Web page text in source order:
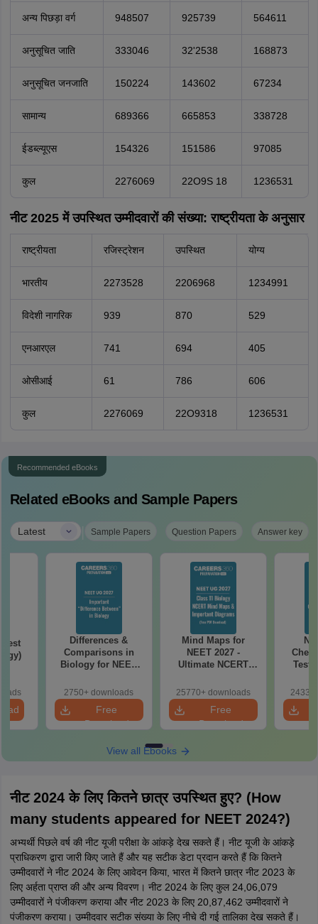
अन्य पिछड़ा वर्ग 948507 925739 564611
अनुसूचित जाति 333046 32'2538 168873
अनुसूचित जनजाति 150224 143602 67234
सामान्य 689366 665853 338728
ईडब्ल्यूएस 154326 151586 97085
कुल 2276069 22O9S 18 1236531
नीट 2025 में उपस्थित उम्मीदवारों की संख्या: राष्ट्रीयता के अनुसार
राष्ट्रीयता रजिस्ट्रेशन उपस्थित योग्य
भारतीय 2273528 2206968 1234991
विदेशी नागरिक 939 870 529
एनआरएल 741 694 405
ओसीआई 61 786 606
कुल 2276069 22O9318 1236531
Recommended eBooks
Related eBooks and Sample Papers
Latest | Sample Papers Question Papers Answer key
Differences &
Comparisons in
Biology for NEET
Easy Reference)
2750+ downloads
Free
Download
Mind Maps for
NEET 2027 -
Ultimate NCERT
& Diagrams
Revision Guide PDF
25770+ downloads
Free
Download
Test
View all Ebooks
नीट 2024 के लिए कितने छात्र उपस्थित हुए? (How
many students appeared for NEET 2024?)
अभ्यर्थी पिछले वर्ष की नीट यूजी परीक्षा के आंकड़े देख सकते हैं। नीट यूजी के आंकड़े
प्राधिकरण द्वारा जारी किए जाते हैं और यह सटीक डेटा प्रदान करते हैं कि कितने
उम्मीदवारों ने नीट 2024 के लिए आवेदन किया, भारत में कितने छात्र नीट 2023 के
लिए अर्हता प्राप्त की और अन्य विवरण। नीट 2024 के लिए कुल 24,06,079
उम्मीदवारों ने पंजीकरण कराया और नीट 2023 के लिए 20,87,462 उम्मीदवारों ने
पंजीकरण कराया। उम्मीदवार सटीक संख्या के लिए नीचे दी गई तालिका देख सकते हैं।